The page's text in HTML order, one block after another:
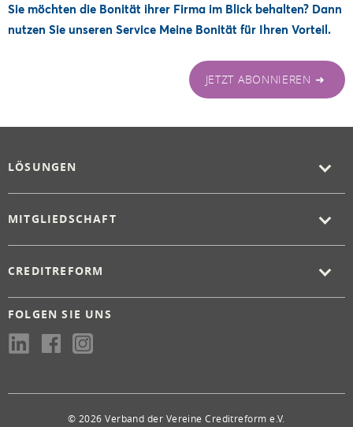
Sie möchten die Bonität ihrer Firma im Blick behalten? Dann
nutzen Sie unseren Service Meine Bonität für Ihren Vorteil.
JETZT ABONNIEREN ➜
LÖSUNGEN
MITGLIEDSCHAFT
CREDITREFORM
FOLGEN SIE UNS
© 2026 Verband der Vereine Creditreform e.V.